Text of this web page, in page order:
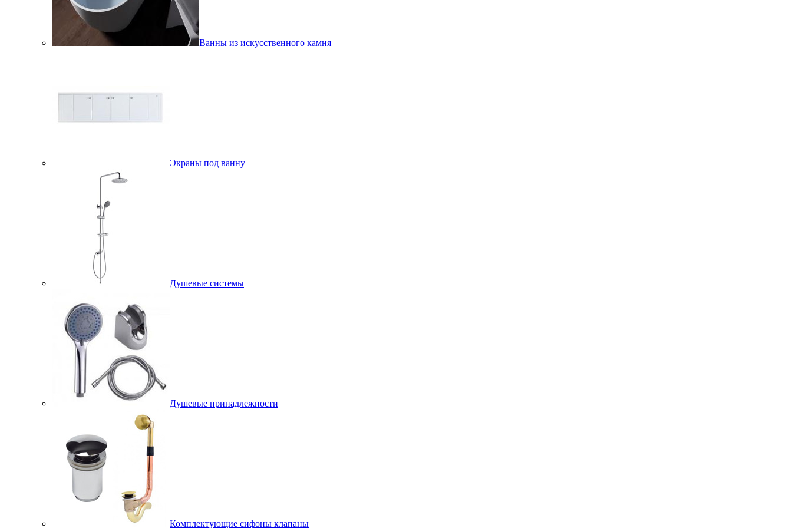
Ванны из искусственного камня
Экраны под ванну
Душевые системы
Душевые принадлежности
Комплектующие сифоны клапаны